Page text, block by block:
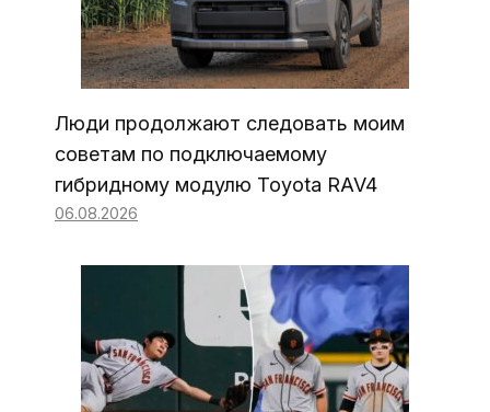
Люди продолжают следовать моим
советам по подключаемому
гибридному модулю Toyota RAV4
06.08.2026